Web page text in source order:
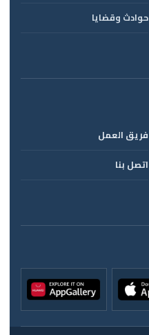
حوادث وقضايا
فريق العمل
اتصل بنا